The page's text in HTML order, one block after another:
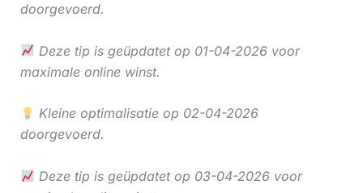
doorgevoerd.
Deze tip is geüpdatet op 01-04-2026 voor
maximale online winst.
Kleine optimalisatie op 02-04-2026
doorgevoerd.
Deze tip is geüpdatet op 03-04-2026 voor